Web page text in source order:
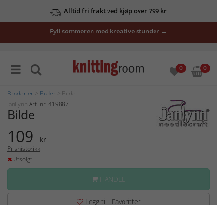
Alltid fri frakt ved kjøp over 799 kr
Fyll sommeren med kreative stunder →
0 0
Broderier Bilder > Bilde
JanLynn Art. nr: 419887
Bilde
109 kr
Prishistorikk
Utsolgt
HANDLE
Legg til i Favoritter